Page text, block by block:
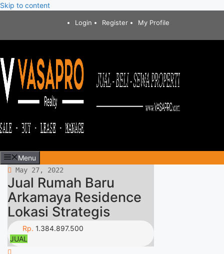
Skip to content
Login Register My Profile
Menu
May 27, 2022
Jual Rumah Baru
Arkamaya Residence
Lokasi Strategis
Rp. 1.384.897.500
JUAL